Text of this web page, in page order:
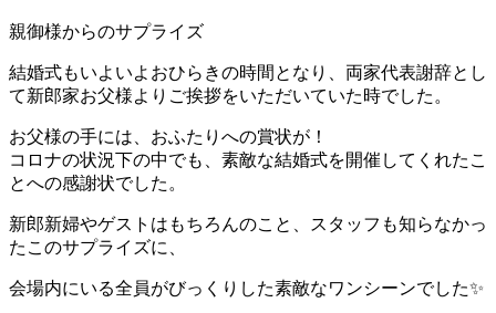
親御様からのサプライズ
結婚式もいよいよおひらきの時間となり、両家代表謝辞とし
て新郎家お父様よりご挨拶をいただいていた時でした。
お父様の手には、おふたりへの賞状が！
コロナの状況下の中でも、素敵な結婚式を開催してくれたこ
とへの感謝状でした。
新郎新婦やゲストはもちろんのこと、スタッフも知らなかっ
たこのサプライズに、
会場内にいる全員がびっくりした素敵なワンシーンでした✨